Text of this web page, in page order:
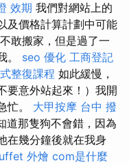
效期 我們對網站上的
及價格計算計劃中可能
敢搬家，但是過了一
。 seo 優化 工商登記
整復課程 如此緩慢，
要意外站起來！）我開
忙。 大甲按摩 台中 撥
道那隻狗不會錯，因為
在幾分鐘後就在我身
外燴 com是什麼